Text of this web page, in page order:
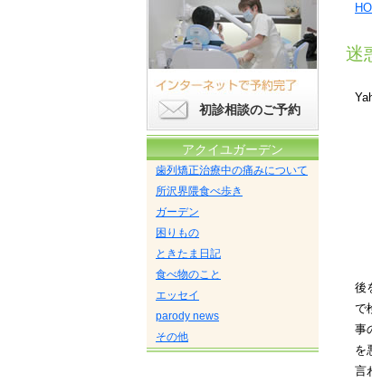
迷
後
で
事
を
言
初診相談のご予約
アクイユガーデン
歯列矯正治療中の痛みについて
所沢界隈食べ歩き
ガーデン
困りもの
ときたま日記
食べ物のこと
エッセイ
parody news
その他